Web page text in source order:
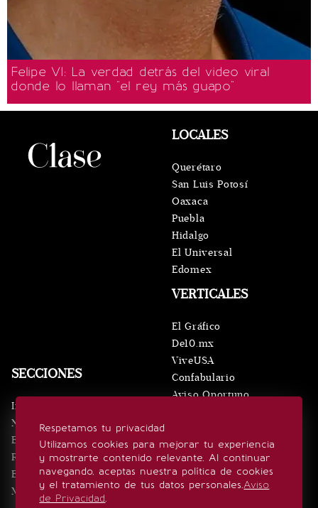
Felipe VI: La verdad detrás del video viral
donde lo llaman "el rey más guapo"
Respetamos tu privacidad
Utilizamos cookies para mejorar tu experiencia
y mostrarte contenido relevante. Al continuar
navegando, aceptas nuestra política de cookies
y el tratamiento de tus datos personales.Aviso
de Privacidad.
SECCIONES
Inicio
Noticias
Eventos
Realeza
Estilo de vida
Minuto x Minuto
VERTICALES
El Gráfico
De10.mx
ViveUSA
Confabulario
Aviso Oportuno
LOCALES
Querétaro
San Luis Potosí
Oaxaca
Puebla
Hidalgo
El Universal
Edomex
SÍGUENOS